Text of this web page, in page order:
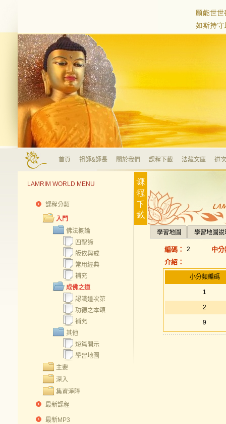
首頁 祖師&師長 關於我們 課程下載 法藏文庫 道
LAMRIM WORLD MENU
課程分類
入門
佛法概論
四聖諦
皈依與戒
常用經典
補充
成佛之道
認識道次第
功德之本頌
補充
其他
短篇開示
學習地圖
主要
深入
集資淨障
最新課程
最新MP3
學習地圖 學習地圖說
編碼： 2
中
介紹：
小分類編碼
1
2
9